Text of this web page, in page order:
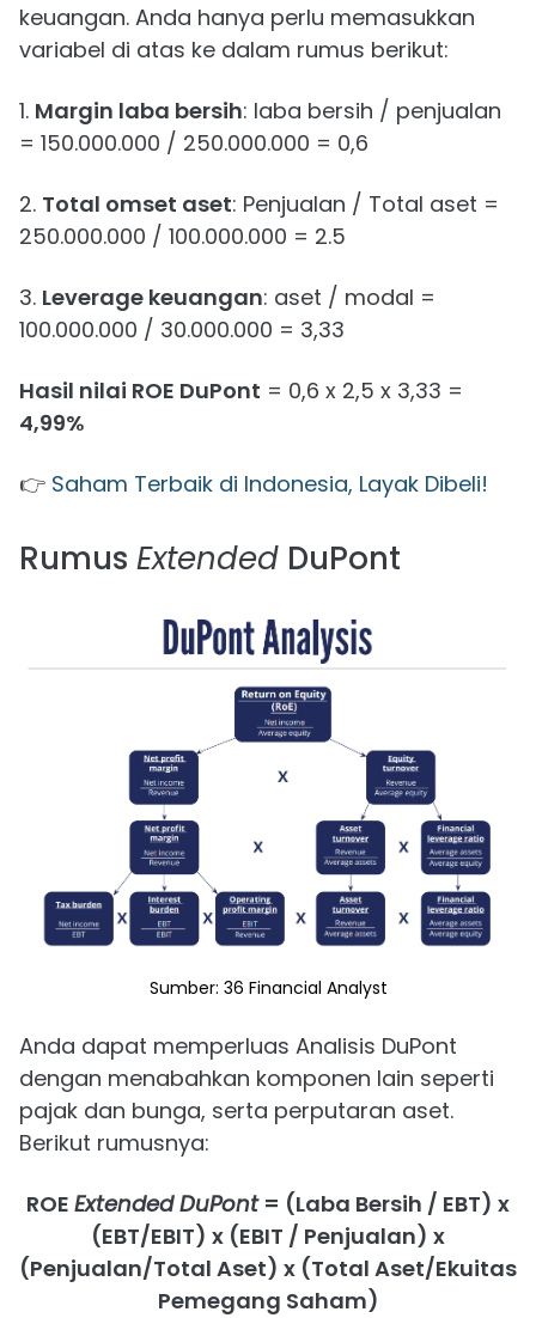
keuangan. Anda hanya perlu memasukkan
variabel di atas ke dalam rumus berikut:
1. Margin laba bersih: laba bersih / penjualan
= 150.000.000 / 250.000.000 = 0,6
2. Total omset aset: Penjualan / Total aset =
250.000.000 / 100.000.000 = 2.5
3. Leverage keuangan: aset / modal =
100.000.000 / 30.000.000 = 3,33
Hasil nilai ROE DuPont = 0,6 x 2,5 x 3,33 =
4,99%
👉 Saham Terbaik di Indonesia, Layak Dibeli!
Rumus Extended DuPont
Sumber: 36 Financial Analyst
Anda dapat memperluas Analisis DuPont
dengan menabahkan komponen lain seperti
pajak dan bunga, serta perputaran aset.
Berikut rumusnya:
ROE Extended DuPont= (Laba Bersih / EBT) x
(EBT/EBIT) x (EBIT / Penjualan) x
(Penjualan/Total Aset) x (Total Aset/Ekuitas
Pemegang Saham)